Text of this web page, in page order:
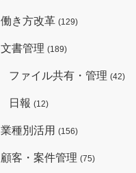
働き方改革 (129)
文書管理 (189)
ファイル共有・管理 (42)
日報 (12)
業種別活用 (156)
顧客・案件管理 (75)